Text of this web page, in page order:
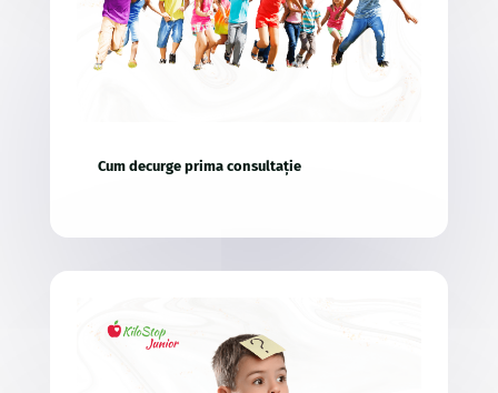
Cum decurge prima consultație